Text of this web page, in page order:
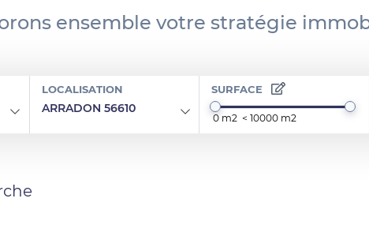
ensemble votre stratégie
LOCALISATION
ARRADON 56610
SURFACE